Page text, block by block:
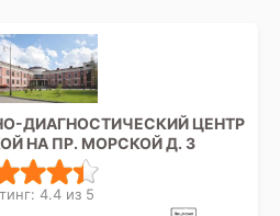
ДИАГНОСТИЧЕСКИЙ ЦЕНТР
НА ПР. МОРСКОЙ Д. 3
4.4 из 5